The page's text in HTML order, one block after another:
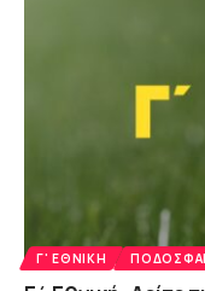
Γ' ΕΘΝΙΚΉ